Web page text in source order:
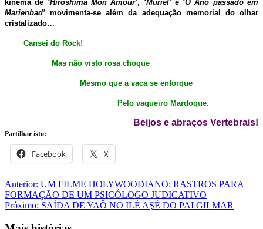
kinema de ‘Hiroshima Mon Amour’, ‘Muriel’e ‘O Ano passado em
Marienbad’movimenta-se além da adequação memorial do olhar
cristalizado…
Cansei do Rock!
Mas não visto rosa choque
Mesmo que a vaca se enforque
Pelo vaqueiro Mardoque.
Beijos e abraços Vertebrais!
Partilhar isto:
Facebook X
Navegação
de
Anterior: UM FILME HOLYWOODIANO: RASTROS PARA
FORMAÇÃO DE UM PSICÓLOGO JUDICATIVO
Próximo: SAÍDA DE YAÔ NO ILÉ AŞÉ DO PAI GILMAR